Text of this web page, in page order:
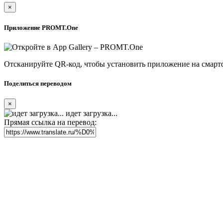
×
Приложение PROMT.One
Отсканируйте QR-код, чтобы установить приложение на
Поделиться переводом
×
идет загрузка...
Прямая ссылка на перевод: